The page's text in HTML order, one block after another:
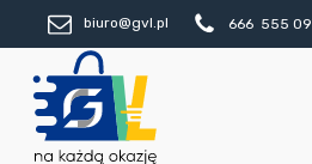
biuro@gvl.pl 666 555